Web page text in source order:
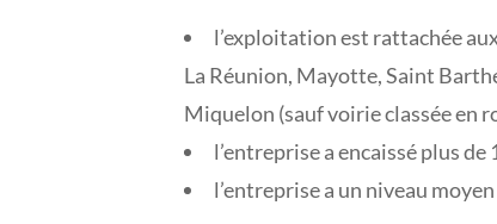
l’exploitation est rattachée
La Réunion, Mayotte, Saint
Miquelon (sauf voirie classée en
l’entreprise a encaissé plus
l’entreprise a un niveau